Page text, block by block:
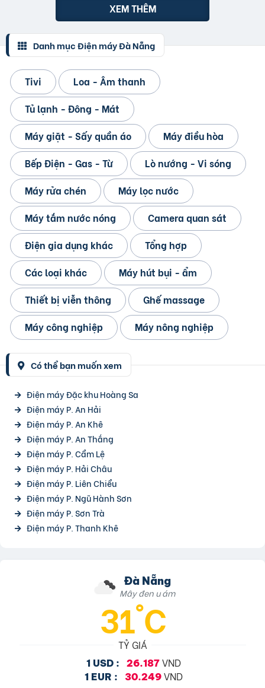
XEM THÊM
Danh mục Điện máy Đà Nẵng
Tivi
Loa - Âm thanh
Tủ lạnh - Đông - Mát
Máy giặt - Sấy quần áo
Máy điều hòa
Bếp Điện - Gas - Từ
Lò nướng - Vi sóng
Máy rửa chén
Máy lọc nước
Máy tắm nước nóng
Camera quan sát
Điện gia dụng khác
Tổng hợp
Các loại khác
Máy hút bụi - ẩm
Thiết bị viễn thông
Ghế massage
Máy công nghiệp
Máy nông nghiệp
Có thể bạn muốn xem
Điện máy Đặc khu Hoàng Sa
Điện máy P. An Hải
Điện máy P. An Khê
Điện máy P. An Thắng
Điện máy P. Cẩm Lệ
Điện máy P. Hải Châu
Điện máy P. Liên Chiểu
Điện máy P. Ngũ Hành Sơn
Điện máy P. Sơn Trà
Điện máy P. Thanh Khê
Đà Nẵng
Mây đen u ám
31°C
TỶ GIÁ
1 USD : 26.187 VND
1 EUR : 30.249 VND